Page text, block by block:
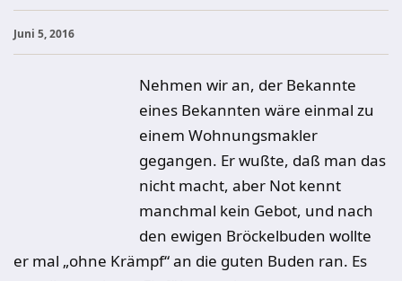
Juni 5, 2016
Nehmen wir an, der Bekannte
eines Bekannten wäre einmal zu
einem Wohnungsmakler
gegangen. Er wußte, daß man das
nicht macht, aber Not kennt
manchmal kein Gebot, und nach
den ewigen Bröckelbuden wollte
er mal „ohne Krämpf“ an die guten Buden ran. Es